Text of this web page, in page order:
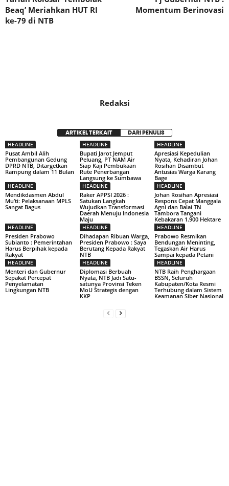
Beaq’ Meriahkan HUT RI
ke-79 di NTB
Momentum Berinovasi
Redaksi
ARTIKEL TERKAIT DARI PENULIS
HEADLINE
Pusat Ambil Alih
Pembangunan Gedung
DPRD NTB, Ditargetkan
Rampung dalam 11 Bulan
HEADLINE
Bupati Jarot Jemput
Peluang, PT NAM Air
Siap Kaji Pembukaan
Rute Penerbangan
Langsung ke Sumbawa
HEADLINE
Apresiasi Kepedulian
Nyata, Kehadiran Johan
Rosihan Disambut
Antusias Warga Karang
Bage
HEADLINE
Mendikdasmen Abdul
Mu’ti: Pelaksanaan MPLS
Sangat Bagus
HEADLINE
Raker APPSI 2026 :
Satukan Langkah
Wujudkan Transformasi
Daerah Menuju Indonesia
Maju
HEADLINE
Johan Rosihan Apresiasi
Respons Cepat Manggala
Agni dan Balai TN
Tambora Tangani
Kebakaran 1.900 Hektare
HEADLINE
Presiden Prabowo
Subianto : Pemerintahan
Harus Berpihak kepada
Rakyat
HEADLINE
Dihadapan Ribuan Warga,
Presiden Prabowo : Saya
Berutang Kepada Rakyat
NTB
HEADLINE
Prabowo Resmikan
Bendungan Meninting,
Tegaskan Air Harus
Sampai kepada Petani
HEADLINE
Menteri dan Gubernur
Sepakat Percepat
Penyelamatan
Lingkungan NTB
HEADLINE
Diplomasi Berbuah
Nyata, NTB Jadi Satu-
satunya Provinsi Teken
MoU Strategis dengan
KKP
HEADLINE
NTB Raih Penghargaan
BSSN, Seluruh
Kabupaten/Kota Resmi
Terhubung dalam Sistem
Keamanan Siber Nasional